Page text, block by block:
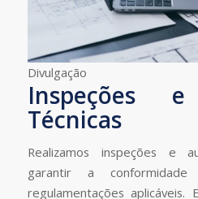
Divulgação
Inspeções
Técnicas
Realizamos inspeções e
garantir a
regulamentações aplicáveis.